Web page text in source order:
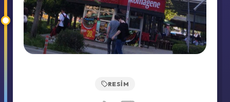
RESIM